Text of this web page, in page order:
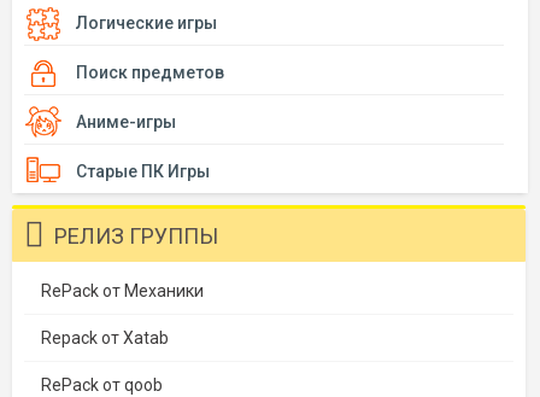
Логические игры
Поиск предметов
Аниме-игры
Старые ПК Игры
РЕЛИЗ ГРУППЫ
RePack от Механики
Repack от Xatab
RePack от qoob